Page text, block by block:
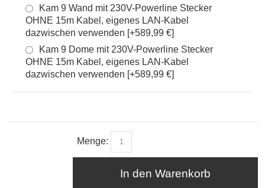
Kam 9 Wand mit 230V-Powerline Stecker
OHNE 15m Kabel, eigenes LAN-Kabel
dazwischen verwenden [+589,99 €]
Kam 9 Dome mit 230V-Powerline Stecker
OHNE 15m Kabel, eigenes LAN-Kabel
dazwischen verwenden [+589,99 €]
Menge:
In den Warenkorb